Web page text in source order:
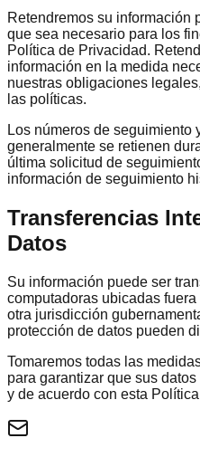
Retendremos su información
que sea necesario para los
Política de Privacidad.
información en la medida
nuestras obligaciones
las políticas.
Los números de seguimiento
generalmente se retienen
última solicitud de
información de seguimiento
Transferencias
Datos
Su información puede ser
computadoras ubicadas
otra jurisdicción
protección de datos pueden
Tomaremos todas las
para garantizar que sus
y de acuerdo con esta